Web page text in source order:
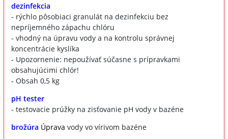
dezinfekcia
- rýchlo pôsobiaci granulát na dezinfekciu bez
nepríjemného zápachu chlóru
- vhodný na úpravu vody a na kontrolu správnej
koncentrácie kyslíka
- Upozornenie: nepoužívať súčasne s prípravkami
obsahujúcimi chlór!
- Obsah 0,5 kg
pH tester
- testovacie prúžky na zisťovanie pH vody v bazéne
brožúra Úprava vody vo vírivom bazéne